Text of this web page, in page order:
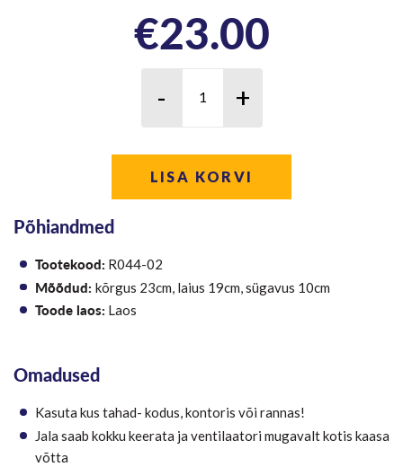
Põhiandmed
Tootekood: R044-02
Mõõdud: kõrgus 23cm, laius 19cm, sügavus 10cm
Toode laos: Laos
€23.00
LISA KORVI
Omadused
Kasuta kus tahad- kodus, kontoris või rannas!
Jala saab kokku keerata ja ventilaatori mugavalt kotis kaasa
võtta